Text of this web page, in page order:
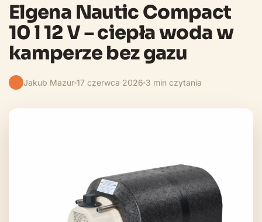
Elgena Nautic Compact
10 l 12 V – ciepła woda w
kamperze bez gazu
Jakub Mazur 17 czerwca 2026 3 min czytania